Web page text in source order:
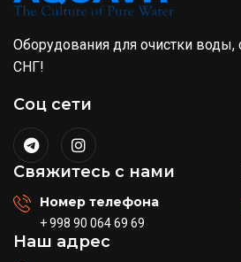
Оборудования для очистки
СНГ!
Соц сети
Свяжитесь с нами
Номер телефона
+ 998 90 064 69 69
Наш адрес